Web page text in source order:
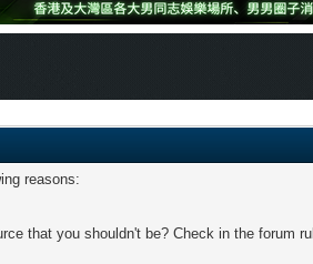
reasons:
that you shouldn't be? Check in the forum